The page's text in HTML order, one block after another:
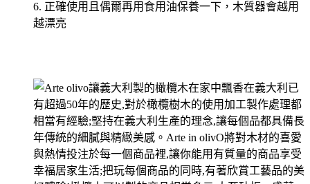
6. 正確使用且偶爾再用食用油保養一下，木質器會越用
越漂亮